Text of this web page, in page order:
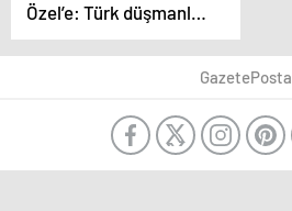
Özel’e: Türk düşmanlığı
ayyuka çıktı!
GazetePosta